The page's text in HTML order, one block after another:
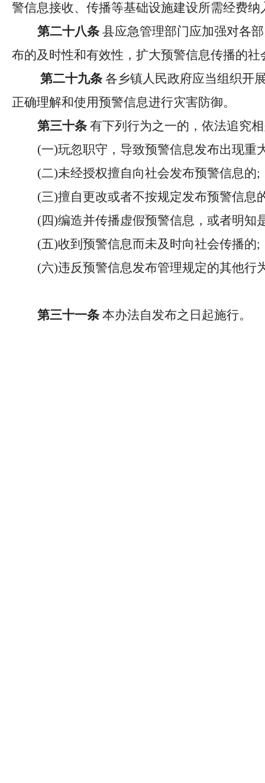
警信息接收、传播等基础设施建设所需经费
第二十八条 县应急管理部门应加强对各
布的及时性和有效性，扩大预警信息传播的社
第二十九条 各乡镇人民政府应当组织开
正确理解和使用预警信息进行灾害防御。
第三十条 有下列行为之一的，依法追究
(一)玩忽职守，导致预警信息发布出现重
(二)未经授权擅自向社会发布预警信息的;
(三)擅自更改或者不按规定发布预警信息
(四)编造并传播虚假预警信息，或者明知
(五)收到预警信息而未及时向社会传播的;
(六)违反预警信息发布管理规定的其他行
第三十一条 本办法自发布之日起施行。